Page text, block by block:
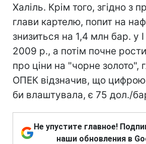
Халіль. Крім того, згідно з
глави картелю, попит на
знизиться на 1,4 млн бар. у I
2009 р., а потім почне
про ціни на "чорне золото",
ОПЕК відзначив, що
би влаштувала, є 75 дол./
Не упустите главное!
наши обновления в